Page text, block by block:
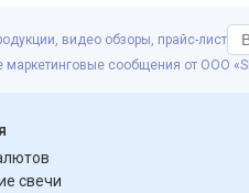
видео обзоры, прайс-лист
сообщения от ООО
свечи